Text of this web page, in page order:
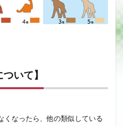
いて】
くなったら、他の類似している